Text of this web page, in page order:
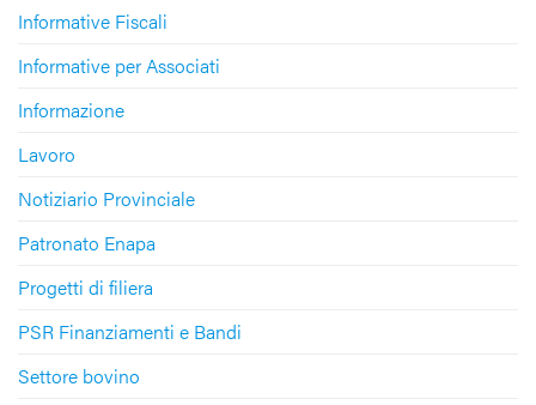
Informative Fiscali
Informative per Associati
Informazione
Lavoro
Notiziario Provinciale
Patronato Enapa
Progetti di filiera
PSR Finanziamenti e Bandi
Settore bovino